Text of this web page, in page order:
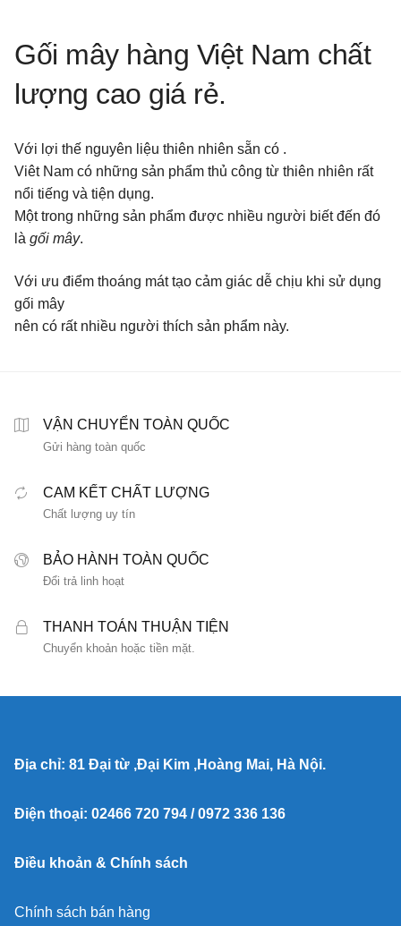
Gối mây hàng Việt Nam chất
lượng cao giá rẻ.
Với lợi thế nguyên liệu thiên nhiên sẵn có .
Viêt Nam có những sản phẩm thủ công từ thiên nhiên rất
nổi tiếng và tiện dụng.
Một trong những sản phẩm được nhiều người biết đến đó
là gối mây.
Với ưu điểm thoáng mát tạo cảm giác dễ chịu khi sử dụng
gối mây
nên có rất nhiều người thích sản phẩm này.
VẬN CHUYỂN TOÀN QUỐC
Gửi hàng toàn quốc
CAM KẾT CHẤT LƯỢNG
Chất lượng uy tín
BẢO HÀNH TOÀN QUỐC
Đổi trả linh hoạt
THANH TOÁN THUẬN TIỆN
Chuyển khoản hoặc tiền mặt.
Địa chỉ: 81 Đại từ ,Đại Kim ,Hoàng Mai, Hà Nội.
Điện thoại: 02466 720 794 / 0972 336 136
Điều khoản & Chính sách
Chính sách bán hàng